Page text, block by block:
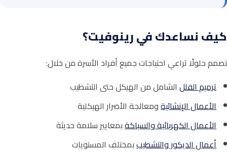
كيف نساعدك في رينوفيت؟
نصمم حلولًا تراعي احتياجات جميع أفراد الأسرة من خلال:
ترميم الفللالشامل من الهيكل حتى التشطيب
الأعمال الإنشائيةومعالجة الأضرار الهيكلية
الأعمال الكهربائية والسباكةبمعايير سلامة حديثة
أعمال الديكور والتشطيببمختلف المستويات